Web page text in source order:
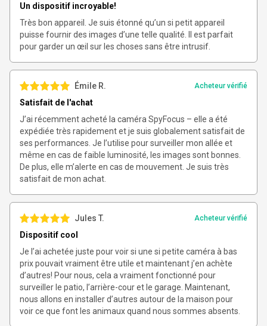
Un dispositif incroyable!
Très bon appareil. Je suis étonné qu’un si petit appareil
puisse fournir des images d’une telle qualité. Il est parfait
pour garder un œil sur les choses sans être intrusif.
Émile R. Acheteur vérifié
Satisfait de l'achat
J’ai récemment acheté la caméra SpyFocus – elle a été
expédiée très rapidement et je suis globalement satisfait de
ses performances. Je l’utilise pour surveiller mon allée et
même en cas de faible luminosité, les images sont bonnes.
De plus, elle m’alerte en cas de mouvement. Je suis très
satisfait de mon achat.
Jules T. Acheteur vérifié
Dispositif cool
Je l’ai achetée juste pour voir si une si petite caméra à bas
prix pouvait vraiment être utile et maintenant j’en achète
d’autres! Pour nous, cela a vraiment fonctionné pour
surveiller le patio, l’arrière-cour et le garage. Maintenant,
nous allons en installer d’autres autour de la maison pour
voir ce que font les animaux quand nous sommes absents.